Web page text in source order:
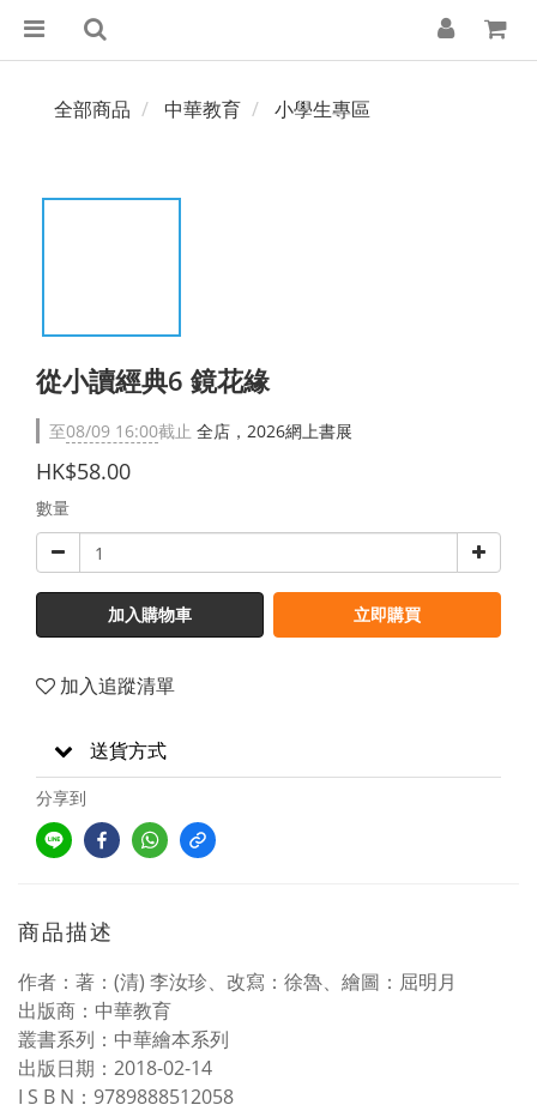
全部商品 中華教育 小學生專區
從小讀經典6 鏡花緣
至08/09 16:00截止 全店，2026網上書展
HK$58.00
數量
加入購物車 立即購買
加入追蹤清單
送貨方式
分享到
商品描述
作者：著：(清) 李汝珍、改寫：徐魯、繪圖：屈明月
出版商：中華教育
叢書系列：中華繪本系列
出版日期：2018-02-14
I S B N：9789888512058